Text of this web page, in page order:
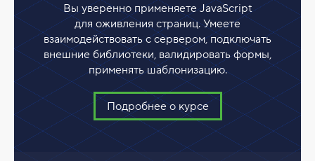
Вы уверенно применяете JavaScript
для оживления страниц. Умеете
взаимодействовать с сервером, подключать
внешние библиотеки, валидировать формы,
применять шаблонизацию.
Подробнее о курсе